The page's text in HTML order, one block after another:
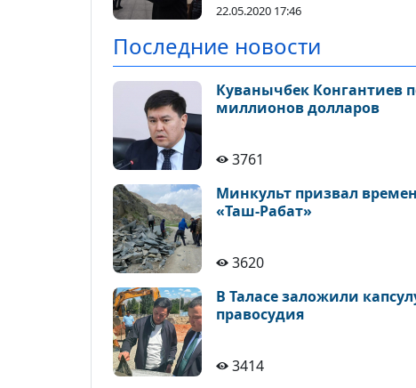
22.05.2020 17:46
Последние новости
Куванычбек Конгантиев
миллионов долларов
3761
Минкульт призвал
«Таш-Рабат»
3620
В Таласе заложили
правосудия
3414